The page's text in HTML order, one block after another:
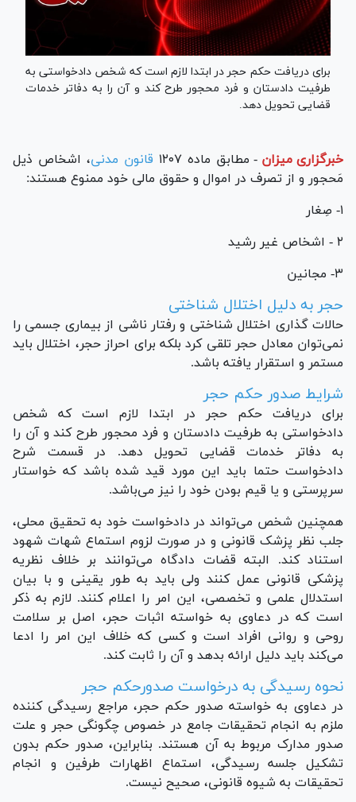
برای دریافت حکم حجر در ابتدا لازم است که شخص دادخواستی به
طرفیت دادستان و فرد محجور طرح کند و آن را به دفاتر خدمات
قضایی تحویل دهد.
خبرگزاری میزان - مطابق ماده ۱۲۰۷ قانون مدنی، اشخاص ذیل
مَحجور و از تصرف در اموال و حقوق مالی خود ممنوع هستند:
۱- صِغار
۲ - اشخاص غیر رشید
۳- مجانین
حجر به دلیل اختلال شناختی
حالات گذاری اختلال شناختی و رفتار ناشی از بیماری جسمی را
نمی‌توان معادل حجر تلقی کرد بلکه برای احراز حجر، اختلال باید
مستمر و استقرار یافته باشد.
شرایط صدور حکم حجر
برای دریافت حکم حجر در ابتدا لازم است که شخص
دادخواستی به طرفیت دادستان و فرد محجور طرح کند و آن را
به دفاتر خدمات قضایی تحویل دهد. در قسمت شرح
دادخواست حتما باید این مورد قید شده باشد که خواستار
سرپرستی و یا قیم بودن خود را نیز می‌باشد.
همچنین شخص می‌تواند در دادخواست خود به تحقیق محلی،
جلب نظر پزشک قانونی و در صورت لزوم استماع شهات شهود
استناد کند. البته قضات دادگاه می‌توانند بر خلاف نظریه
پزشکی قانونی عمل کنند ولی باید به طور یقینی و با بیان
استدلال علمی و تخصصی، این امر را اعلام کنند. لازم به ذکر
است که در دعاوی به خواسته اثبات حجر، اصل بر سلامت
روحی و روانی افراد است و کسی که خلاف این امر را ادعا
می‌کند باید دلیل ارائه بدهد و آن را ثابت کند.
نحوه رسیدگی به درخواست صدورحکم حجر
در دعاوی به خواسته صدور حکم حجر، مراجع رسیدگی کننده
ملزم به انجام تحقیقات جامع در خصوص چگونگی حجر و علت
صدور مدارک مربوط به آن هستند. بنابراین، صدور حکم بدون
تشکیل جلسه رسیدگی، استماع اظهارات طرفین و انجام
تحقیقات به شیوه قانونی، صحیح نیست.